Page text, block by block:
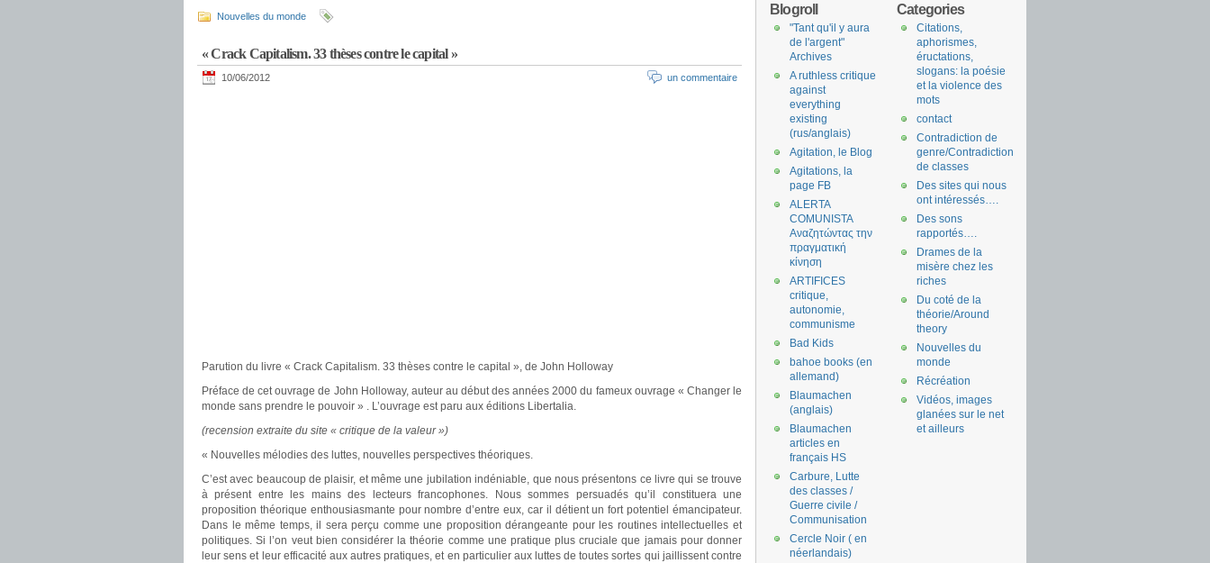
Nouvelles du monde
« Crack Capitalism. 33 thèses contre le capital »
10/06/2012 un commentaire
Parution du livre « Crack Capitalism. 33 thèses contre le capital », de John Holloway
Préface de cet ouvrage de John Holloway, auteur au début des années 2000 du fameux ouvrage « Changer le
monde sans prendre le pouvoir » . L’ouvrage est paru aux éditions Libertalia.
(recension extraite du site « critique de la valeur »)
« Nouvelles mélodies des luttes, nouvelles perspectives théoriques.
C’est avec beaucoup de plaisir, et même une jubilation indéniable, que nous présentons ce livre qui se trouve
à présent entre les mains des lecteurs francophones. Nous sommes persuadés qu’il constituera une
proposition théorique enthousiasmante pour nombre d’entre eux, car il détient un fort potentiel émancipateur.
Dans le même temps, il sera perçu comme une proposition dérangeante pour les routines intellectuelles et
politiques. Si l’on veut bien considérer la théorie comme une pratique plus cruciale que jamais pour donner
leur sens et leur efficacité aux autres pratiques, et en particulier aux luttes de toutes sortes qui jaillissent contre
Categories
Citations,
aphorismes,
éructations,
slogans: la poésie
et la violence des
mots
contact
Contradiction de
genre/Contradiction
de classes
Des sites qui nous
ont intéressés….
Des sons
rapportés….
Drames de la
misère chez les
riches
Du coté de la
théorie/Around
theory
Nouvelles du
monde
Récréation
Vidéos, images
glanées sur le net
et ailleurs
Blogroll
"Tant qu'il y aura
de l'argent"
Archives
A ruthless critique
against
everything
existing
(rus/anglais)
Agitation, le Blog
Agitations, la
page FB
ALERTA
COMUNISTA
Αναζητώντας την
πραγματική
κίνηση
ARTIFICES
critique,
autonomie,
communisme
Bad Kids
bahoe books (en
allemand)
Blaumachen
(anglais)
Blaumachen
articles en
français HS
Carbure, Lutte
des classes /
Guerre civile /
Communisation
Cercle Noir ( en
néerlandais)